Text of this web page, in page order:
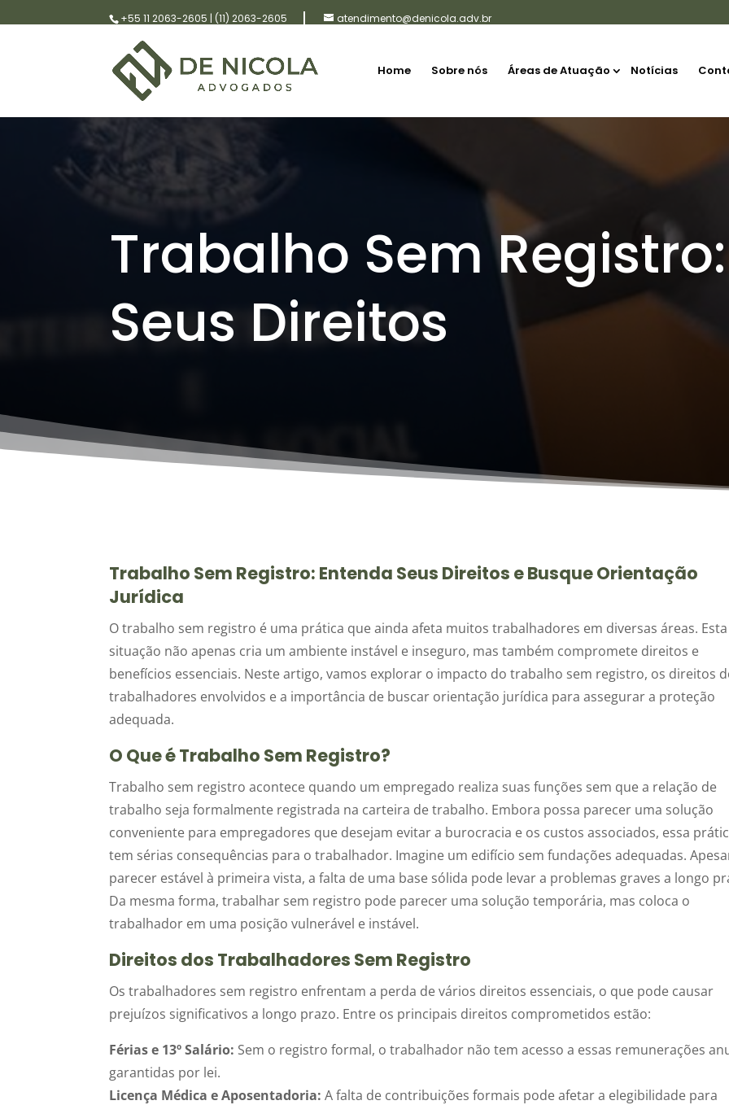
+55 11 2063-2605 | (11) 2063-2605 atendimento@denicola.adv.br
Home Sobre nós Áreas de Atuação Notícias
Trabalho Sem
Seus Direitos
Trabalho Sem Registro: Entenda Seus Direitos e Busque Orientação
Jurídica
O trabalho sem registro é uma prática que ainda afeta muitos trabalhadores em diversas áreas. Esta
situação não apenas cria um ambiente instável e inseguro, mas também compromete direitos e
benefícios essenciais. Neste artigo, vamos explorar o impacto do trabalho sem registro, os direitos
trabalhadores envolvidos e a importância de buscar orientação jurídica para assegurar a proteção
adequada.
O Que é Trabalho Sem Registro?
Trabalho sem registro acontece quando um empregado realiza suas funções sem que a relação de
trabalho seja formalmente registrada na carteira de trabalho. Embora possa parecer uma solução
conveniente para empregadores que desejam evitar a burocracia e os custos associados, essa
tem sérias consequências para o trabalhador. Imagine um edifício sem fundações adequadas.
parecer estável à primeira vista, a falta de uma base sólida pode levar a problemas graves a longo
Da mesma forma, trabalhar sem registro pode parecer uma solução temporária, mas coloca o
trabalhador em uma posição vulnerável e instável.
Direitos dos Trabalhadores Sem Registro
Os trabalhadores sem registro enfrentam a perda de vários direitos essenciais, o que pode causar
prejuízos significativos a longo prazo. Entre os principais direitos comprometidos estão:
Férias e 13º Salário: Sem o registro formal, o trabalhador não tem acesso a essas remunerações
garantidas por lei.
Licença Médica e Aposentadoria: A falta de contribuições formais pode afetar a elegibilidade para